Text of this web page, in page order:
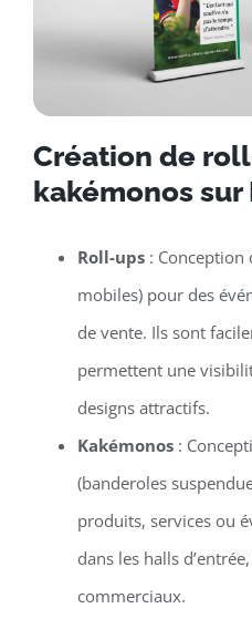
Création de
kakémonos sur
Roll-ups: Conception
mobiles) pour des
de vente. Ils sont
permettent une
designs attractifs.
Kakémonos:
(banderoles
produits, services ou
dans les halls
commerciaux.